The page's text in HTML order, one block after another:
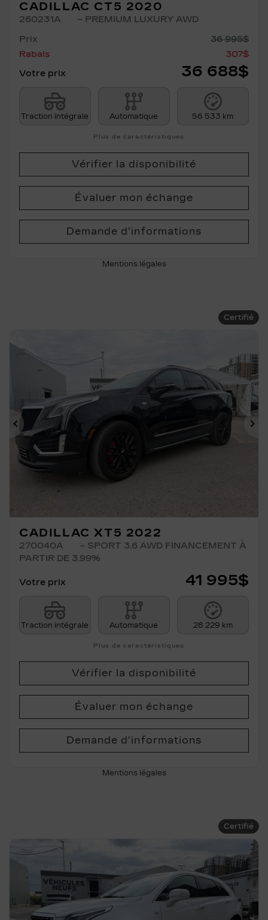
CADILLAC CT5 2020
260231A
– PREMIUM LUXURY AWD
Prix
36 995$
Rabais
307$
Votre prix
36 688$
Traction intégrale Automatique 56 533 km
Plus de caractéristiques
Vérifier la disponibilité
Évaluer mon échange
Demande d'informations
Mentions légales
Certifié
Précédent
CADILLAC XT5 2022
270040A
– SPORT 3.6 AWD FINANCEMENT À
PARTIR DE 3.99%
Votre prix 41 995$
Traction intégrale Automatique 28 229 km
Plus de caractéristiques
Vérifier la disponibilité
Évaluer mon échange
Demande d'informations
Mentions légales
Certifié